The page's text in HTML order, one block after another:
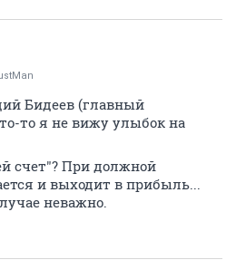
Бидеев (главный
то я не вижу улыбок на
счет"? При должной
и выходит в прибыль...
неважно.